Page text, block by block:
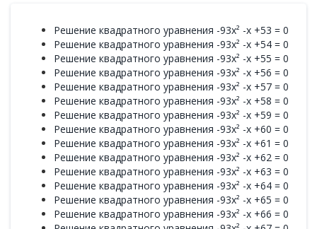
Решение квадратного уравнения -93x² -x +53 = 0
Решение квадратного уравнения -93x² -x +54 = 0
Решение квадратного уравнения -93x² -x +55 = 0
Решение квадратного уравнения -93x² -x +56 = 0
Решение квадратного уравнения -93x² -x +57 = 0
Решение квадратного уравнения -93x² -x +58 = 0
Решение квадратного уравнения -93x² -x +59 = 0
Решение квадратного уравнения -93x² -x +60 = 0
Решение квадратного уравнения -93x² -x +61 = 0
Решение квадратного уравнения -93x² -x +62 = 0
Решение квадратного уравнения -93x² -x +63 = 0
Решение квадратного уравнения -93x² -x +64 = 0
Решение квадратного уравнения -93x² -x +65 = 0
Решение квадратного уравнения -93x² -x +66 = 0